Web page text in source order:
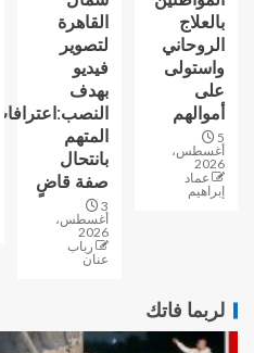
بالعلاج
الروحاني
واستولى
على
أموالهم
5
أغسطس،
2026
عماد
إبراهيم
القاهرة
لتصوير
فيديو
بهدف
النصب:اعترافات
المتهم
بانتحال
صفة قاضٍ
3
أغسطس،
2026
رباب
عنان
لربما فاتك